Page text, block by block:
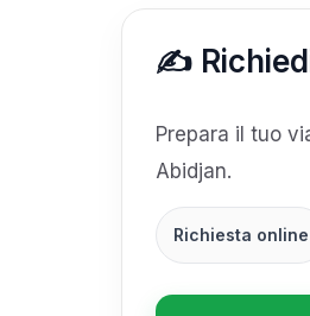
✍️
Prepara il tuo
Abidjan.
Richiesta online